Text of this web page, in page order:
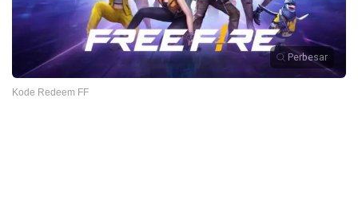
Perbesar
Kode Redeem FF